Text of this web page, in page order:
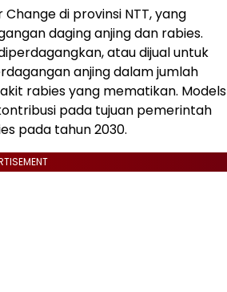
di provinsi NTT, yang
daging anjing dan rabies.
atau dijual untuk
anjing dalam jumlah
rabies yang mematikan. Models
pada tujuan pemerintah
pada tahun 2030.